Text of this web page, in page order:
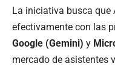
La iniciativa busca que
efectivamente con las
Google (Gemini) y
mercado de asistentes